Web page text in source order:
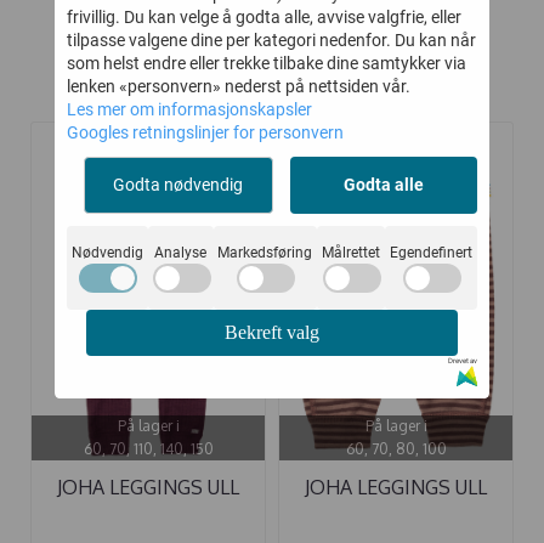
Kunder kjøpte også
-40%
På lager i
60, 70, 110, 140, 150
JOHA LEGGINGS ULL
-40%
På lager i
60, 70, 80, 100
JOHA LEGGINGS ULL
frivillig. Du kan velge å godta alle, avvise valgfrie, eller
tilpasse valgene dine per kategori nedenfor. Du kan når
som helst endre eller trekke tilbake dine samtykker via
lenken «personvern» nederst på nettsiden vår.
Les mer om informasjonskapsler
Googles retningslinjer for personvern
Godta nødvendig Godta alle
Nødvendig Analyse Markedsføring Målrettet Egendefinert
Bekreft valg
Drevet av